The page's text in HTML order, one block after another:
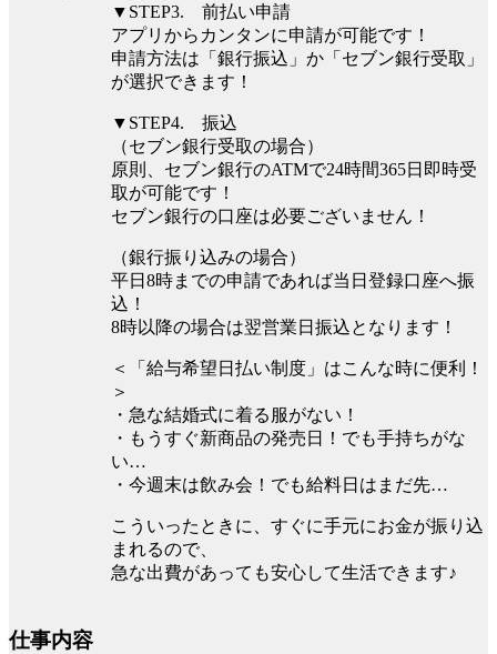
▼STEP3. 前払い申請
アプリからカンタンに申請が可能です！
申請方法は「銀行振込」か「セブン銀行受取」
が選択できます！
▼STEP4. 振込
（セブン銀行受取の場合）
原則、セブン銀行のATMで24時間365日即時受
取が可能です！
セブン銀行の口座は必要ございません！
（銀行振り込みの場合）
平⽇8時までの申請であれば当⽇登録口座へ振
込！
8時以降の場合は翌営業⽇振込となります！
＜「給与希望日払い制度」はこんな時に便利！
＞
・急な結婚式に着る服がない！
・もうすぐ新商品の発売日！でも手持ちがな
い…
・今週末は飲み会！でも給料日はまだ先…
こういったときに、すぐに手元にお金が振り込
まれるので、
急な出費があっても安心して生活できます♪
仕事内容